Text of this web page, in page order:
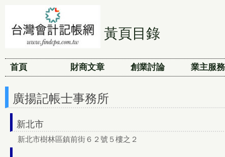
黃頁目錄
首頁 財商文章 創業討論 業主服務
廣揚記帳士事務所
新北市
新北市樹林區鎮前街６２號５樓之２